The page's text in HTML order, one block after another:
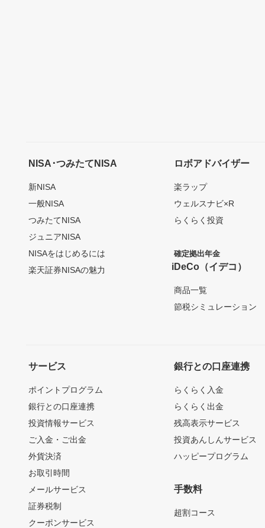
NISA･つみたてNISA
新NISA
一般NISA
つみたてNISA
ジュニアNISA
NISAをはじめるには
楽天証券NISAの魅力
ロボアドバイザー
楽ラップ
ウェルスナビ×R
らくらく投資
確定拠出年金
iDeCo（イデコ）
商品一覧
節税シミュレーション
サービス
ポイントプログラム
銀行との口座連携
投資情報サービス
ご入金・ご出金
外貨決済
お取引時間
メールサービス
証券税制
クーポンサービス
銀行との口座連携
らくらく入金
らくらく出金
残高表示サービス
投資あんしんサービス
ハッピープログラム
手数料
超割コース